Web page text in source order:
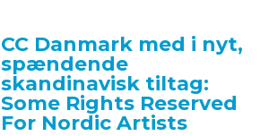
CC Danmark med i nyt,
spændende
skandinavisk tiltag:
Some Rights Reserved
For Nordic Artists